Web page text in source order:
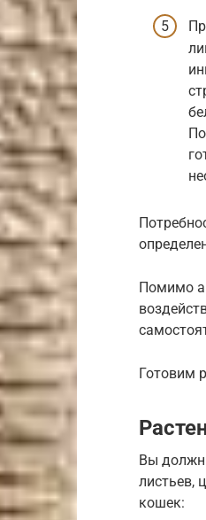
Помимо
Готовим
Вы
листьев,
кошек: